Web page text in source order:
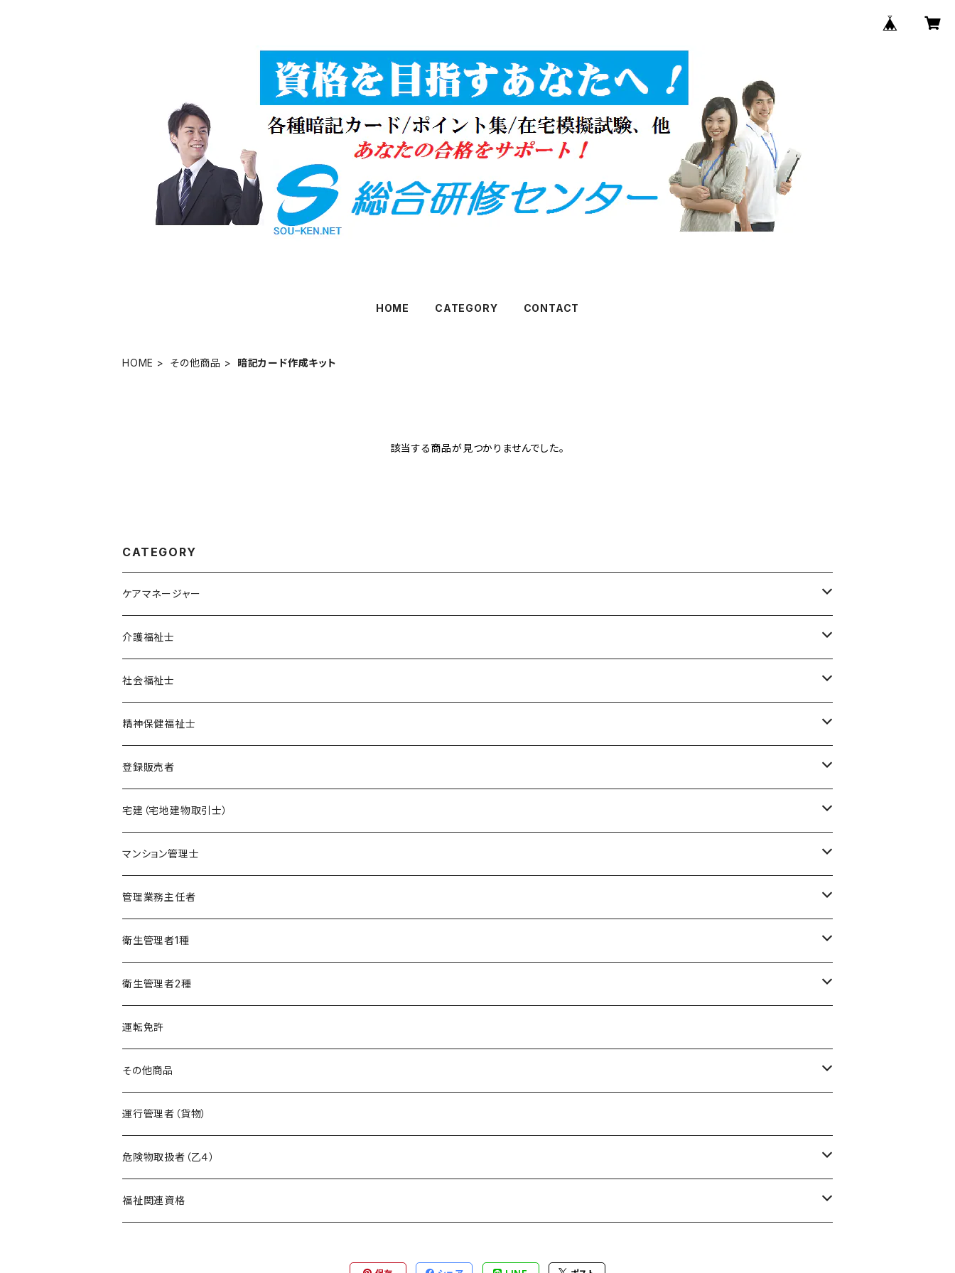
HOME CATEGORY CONTACT
HOME その他商品 暗記カード作成キット
該当する商品が見つかりませんでした。
CATEGORY
ケアマネージャー
オリジナル教材
ポイント集
暗記カード
模擬試験
基礎編
実力編
フルセット
ポイント集
暗記カード
ケアマネージャー
介護福祉士
社会福祉士
精神保健福祉士
介護福祉士
在宅模擬試験
オリジナル教材
フルセット
社会福祉士
オリジナル教材
模擬試験
フルセット
精神保健福祉士
オリジナル教材
模擬試験
フルセット
登録販売者
オリジナル教材
模擬試験
フルセット
宅建（宅地建物取引士）
オリジナル教材
模擬試験
フルセット
マンション管理士
オリジナル教材
模擬試験
フルセット
管理業務主任者
オリジナル教材
模擬試験
フルセット
衛生管理者1種
オリジナル教材
模擬試験
フルセット
衛生管理者2種
オリジナル教材
模擬試験
フルセット
運転免許
その他商品
暗記カード作成キット
運行管理者（貨物）
危険物取扱者（乙４）
在宅模擬試験
福祉関連資格